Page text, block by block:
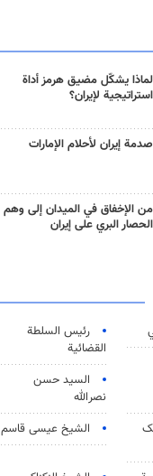
لماذا يشكّل مضيق هرمز أداة
استراتيجية لإيران؟
صدمة إيران لأحلام الإمارات
من الإخفاق في الميدان إلى وهم
الحصار البري على إيران
رئیس السلطة
القضائیة
السيد حسن
نصرالله
الشيخ عيسى قاسم